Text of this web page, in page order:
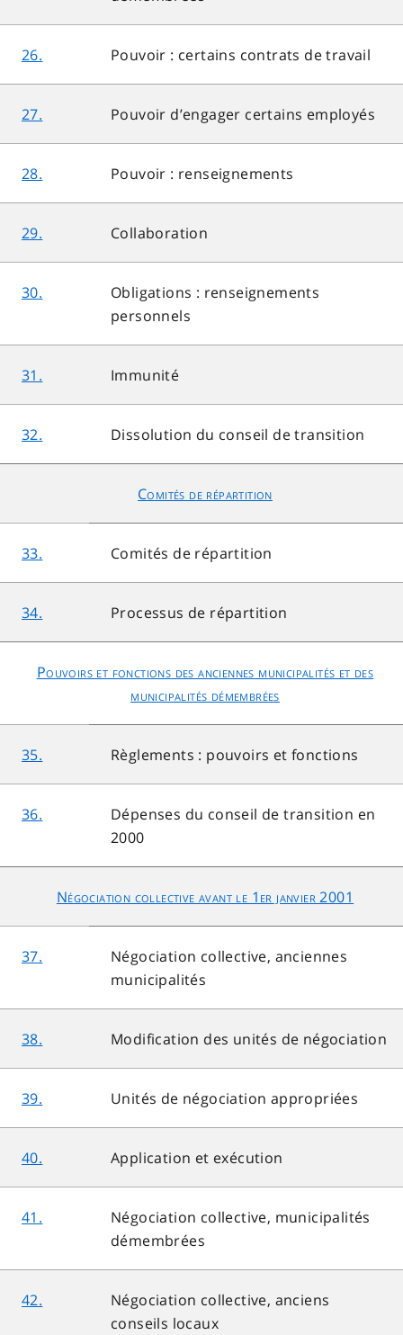
26. Pouvoir : certains contrats de travail
27. Pouvoir d’engager certains employés
28. Pouvoir : renseignements
29. Collaboration
30.
Obligations : renseignements
personnels
31. Immunité
32. Dissolution du conseil de transition
Comités de répartition
33. Comités de répartition
34. Processus de répartition
Pouvoirs et fonctions des anciennes municipalités et des
municipalités démembrées
35. Règlements : pouvoirs et fonctions
36.
Dépenses du conseil de transition en
2000
Négociation collective avant le 1er janvier 2001
37.
Négociation collective, anciennes
municipalités
38. Modification des unités de négociation
39. Unités de négociation appropriées
40. Application et exécution
41.
Négociation collective, municipalités
démembrées
42.
Négociation collective, anciens
conseils locaux